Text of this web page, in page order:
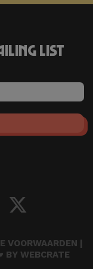
list
VOORWAARDEN |
BY WEBCRATE